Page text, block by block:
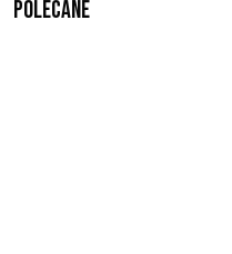
Polecane